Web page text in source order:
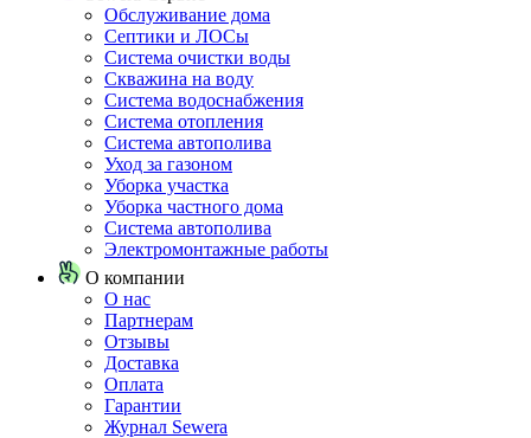
Обслуживание дома
Септики и ЛОСы
Система очистки воды
Скважина на воду
Система водоснабжения
Система отопления
Система автополива
Уход за газоном
Уборка участка
Уборка частного дома
Система автополива
Электромонтажные работы
О компании
О нас
Партнерам
Отзывы
Доставка
Оплата
Гарантии
Журнал Sewera